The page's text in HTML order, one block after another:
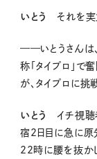
いとう それを実
——いとうさんは
称「タイプロ」で
が、タイプロに挑
いとう
イチ視聴
宿2日目に急に原
22時に腰を抜かし